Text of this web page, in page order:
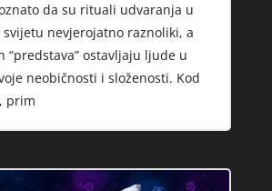
da su rituali udvaranja u
nevjerojatno raznoliki, a
“predstava” ostavljaju ljude u
neobičnosti i složenosti. Kod
prim